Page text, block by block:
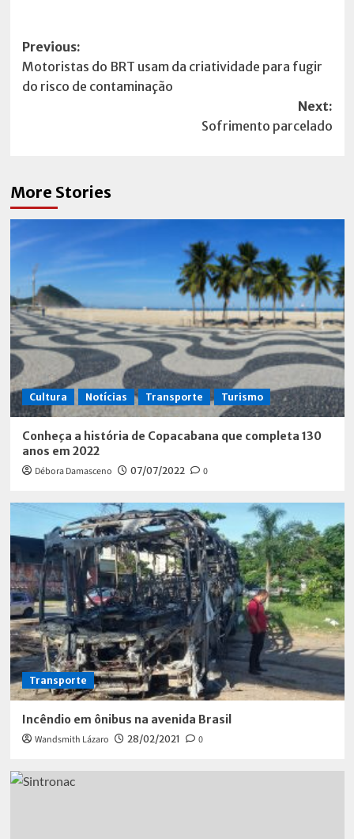
Post
navigation
Previous:
Motoristas do BRT usam da criatividade para fugir
do risco de contaminação
Next:
Sofrimento parcelado
More Stories
Cultura Notícias Transporte Turismo
Conheça a história de Copacabana que completa 130
anos em 2022
Débora Damasceno 07/07/2022 0
Transporte
Incêndio em ônibus na avenida Brasil
Wandsmith Lázaro 28/02/2021 0